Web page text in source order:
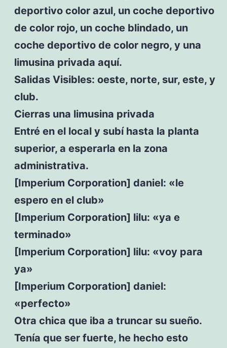
deportivo color azul, un coche deportivo
de color rojo, un coche blindado, un
coche deportivo de color negro, y una
limusina privada aquí.
Salidas Visibles: oeste, norte, sur, este, y
club.
Cierras una limusina privada
Entré en el local y subí hasta la planta
superior, a esperarla en la zona
administrativa.
[Imperium Corporation] daniel: «le
espero en el club»
[Imperium Corporation] lilu: «ya e
terminado»
[Imperium Corporation] lilu: «voy para
ya»
[Imperium Corporation] daniel:
«perfecto»
Otra chica que iba a truncar su sueño.
Tenía que ser fuerte, he hecho esto